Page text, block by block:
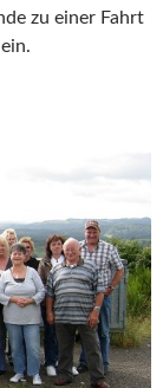
zu einer Fahrt